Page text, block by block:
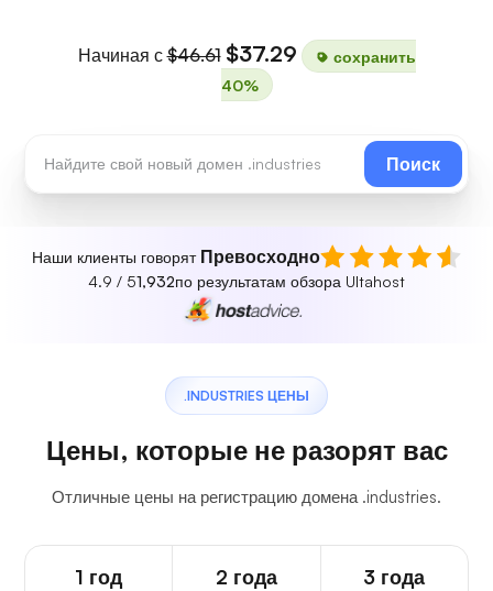
Начиная с$46.61 $37.29
сохранить
40%
Поиск
Наши клиенты говорят Превосходно
4.9 / 51,932по результатам обзора Ultahost
.INDUSTRIES ЦЕНЫ
Цены, которые не разорят вас
Отличные цены на регистрацию домена .industries.
1 год 2 года 3 года